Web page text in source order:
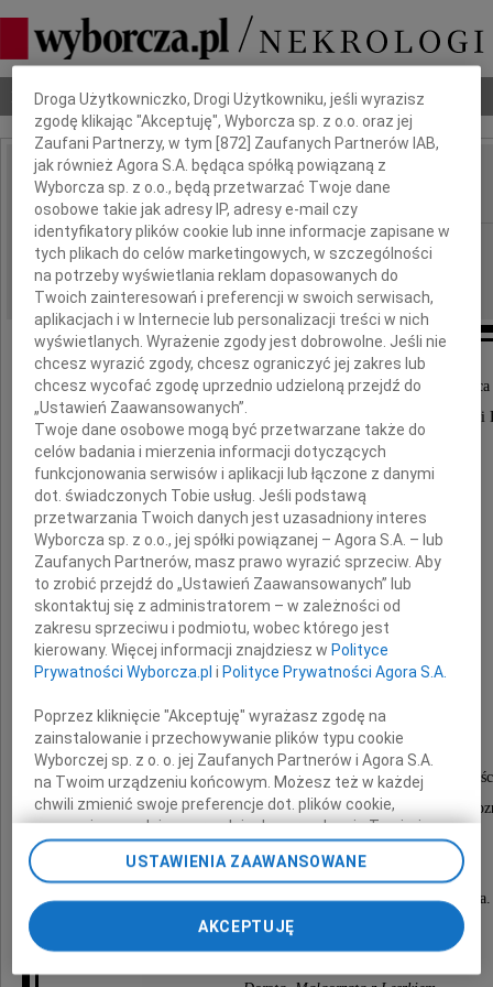
Nekrologi Odeszli Poradnik pogrzebowy
IMIĘ I NAZWISKO: Zbyszko Chojnicki
REGION: Poznań
DATA EMISJI: 10.06.2015
Z głębokim żalem zawiadamiamy, że w dniu 5
zmarł w wieku 87 lat nasz kochany Mąż, Ojciec, Teść i
prof. zw. dr hab.
Zbyszko Chojnicki
Msza św. pogrzebowa odprawiona zostanie
w czwartek 11 czerwca 2015r. o godz. 10.30 w
pw. Narodzenia Pańskiego na Osiedlu Batorego w
Pogrzeb odbędzie się tego samego dnia
o godz. 12.00 na cmentarzu przy ul. Jasna Rola.
Pogrążeni w smutku
Dbamy o Twoją prywatność
Droga Użytkowniczko, Drogi Użytkowniku, jeśli wyrazisz
zgodę klikając "Akceptuję", Wyborcza sp. z o.o. oraz jej
Zaufani Partnerzy, w tym [872] Zaufanych Partnerów IAB,
jak również Agora S.A. będąca spółką powiązaną z
Wyborcza sp. z o.o., będą przetwarzać Twoje dane
osobowe takie jak adresy IP, adresy e-mail czy
identyfikatory plików cookie lub inne informacje zapisane w
tych plikach do celów marketingowych, w szczególności
na potrzeby wyświetlania reklam dopasowanych do
Twoich zainteresowań i preferencji w swoich serwisach,
aplikacjach i w Internecie lub personalizacji treści w nich
wyświetlanych. Wyrażenie zgody jest dobrowolne. Jeśli nie
chcesz wyrazić zgody, chcesz ograniczyć jej zakres lub
chcesz wycofać zgodę uprzednio udzieloną przejdź do
„Ustawień Zaawansowanych”.
Twoje dane osobowe mogą być przetwarzane także do
celów badania i mierzenia informacji dotyczących
funkcjonowania serwisów i aplikacji lub łączone z danymi
dot. świadczonych Tobie usług. Jeśli podstawą
przetwarzania Twoich danych jest uzasadniony interes
Wyborcza sp. z o.o., jej spółki powiązanej – Agora S.A. – lub
Zaufanych Partnerów, masz prawo wyrazić sprzeciw. Aby
to zrobić przejdź do „Ustawień Zaawansowanych” lub
skontaktuj się z administratorem – w zależności od
zakresu sprzeciwu i podmiotu, wobec którego jest
kierowany. Więcej informacji znajdziesz wPolityce
Prywatności Wyborcza.pl iPolityce Prywatności Agora S.A.
Poprzez kliknięcie "Akceptuję" wyrażasz zgodę na
zainstalowanie i przechowywanie plików typu cookie
Wyborczej sp. z o. o. jej Zaufanych Partnerów i Agora S.A.
na Twoim urządzeniu końcowym. Możesz też w każdej
chwili zmienić swoje preferencje dot. plików cookie,
ponownie wywołując narzędzie do zarządzania Twoimi
preferencjami dot. przetwarzania danych poprzez
odnośnik „Ustawienia prywatności” w stopce serwisu i
Zmiana ustawień plików cookie możliwa jest także za
pomocą ustawień przeglądarki.
My, nasi Zaufani Partnerzy i Agora S.A. możemy
USTAWIENIA ZAAWANSOWANE
AKCEPTUJĘ